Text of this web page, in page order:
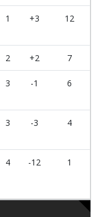
1 +3 12
2 +2 7
3 -1 6
3 -3 4
4 -12 1